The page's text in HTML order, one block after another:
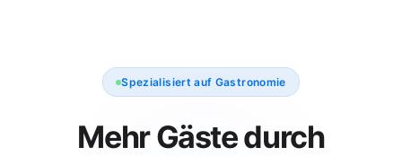
Spezialisiert auf Gastronomie
MehrGästedurch